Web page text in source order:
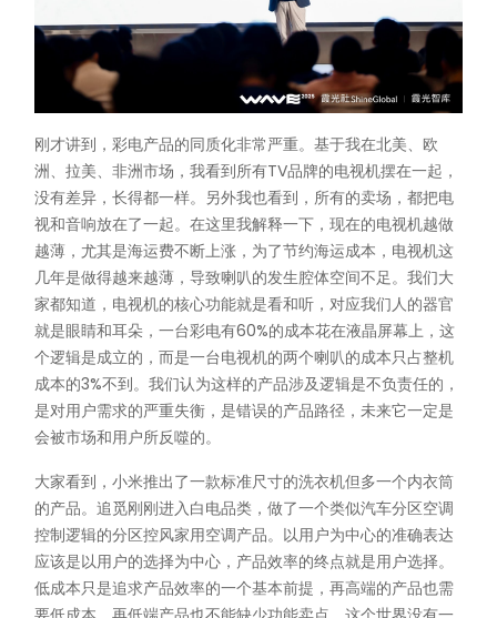
刚才讲到，彩电产品的同质化非常严重。基于我在北美、欧
洲、拉美、非洲市场，我看到所有TV品牌的电视机摆在一起，
没有差异，长得都一样。另外我也看到，所有的卖场，都把电
视和音响放在了一起。在这里我解释一下，现在的电视机越做
越薄，尤其是海运费不断上涨，为了节约海运成本，电视机这
几年是做得越来越薄，导致喇叭的发生腔体空间不足。我们大
家都知道，电视机的核心功能就是看和听，对应我们人的器官
就是眼睛和耳朵，一台彩电有60%的成本花在液晶屏幕上，这
个逻辑是成立的，而是一台电视机的两个喇叭的成本只占整机
成本的3%不到。我们认为这样的产品涉及逻辑是不负责任的，
是对用户需求的严重失衡，是错误的产品路径，未来它一定是
会被市场和用户所反噬的。
大家看到，小米推出了一款标准尺寸的洗衣机但多一个内衣筒
的产品。追觅刚刚进入白电品类，做了一个类似汽车分区空调
控制逻辑的分区控风家用空调产品。以用户为中心的准确表达
应该是以用户的选择为中心，产品效率的终点就是用户选择。
低成本只是追求产品效率的一个基本前提，再高端的产品也需